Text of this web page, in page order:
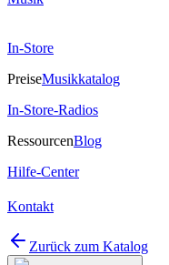
In-Store
PreiseMusikkatalog
In-Store-Radios
RessourcenBlog
Hilfe-Center
Kontakt
Zurück zum Katalog